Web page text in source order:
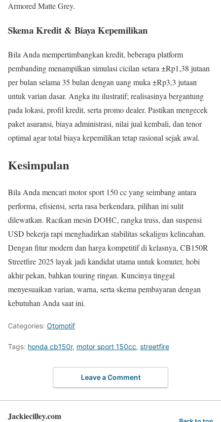
Armored Matte Grey.
Skema Kredit & Biaya Kepemilikan
Bila Anda mempertimbangkan kredit, beberapa platform
pembanding menampilkan simulasi cicilan setara ±Rp1,38 jutaan
per bulan selama 35 bulan dengan uang muka ±Rp3,3 jutaan
untuk varian dasar. Angka itu ilustratif; realisasinya bergantung
pada lokasi, profil kredit, serta promo dealer. Pastikan mengecek
paket asuransi, biaya administrasi, nilai jual kembali, dan tenor
optimal agar total biaya kepemilikan tetap rasional sejak awal.
Kesimpulan
Bila Anda mencari motor sport 150 cc yang seimbang antara
performa, efisiensi, serta rasa berkendara, pilihan ini sulit
dilewatkan. Racikan mesin DOHC, rangka truss, dan suspensi
USD bekerja rapi menghadirkan stabilitas sekaligus kelincahan.
Dengan fitur modern dan harga kompetitif di kelasnya, CB150R
Streetfire 2025 layak jadi kandidat utama untuk komuter, hobi
akhir pekan, bahkan touring ringan. Kuncinya tinggal
menyesuaikan varian, warna, serta skema pembayaran dengan
kebutuhan Anda saat ini.
Categories: Otomotif
Tags: honda cb150r, motor sport 150cc, streetfire
Leave a Comment
Jackiecilley.com